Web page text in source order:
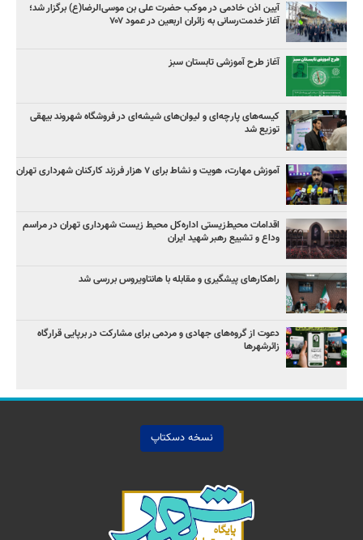
آیین اذن خادمی در موکب حضرت علی بن موسی‌الرضا(ع) برگزار شد؛
آغاز خدمت‌رسانی به زائران اربعین در عمود ۷۰۷
آغاز طرح آموزشی تابستان سبز
کیسه‌های پارچه‌ای و لیوان‌های شیشه‌ای در فروشگاه شهروند بیهقی
توزیع شد
آموزش مهارت، هویت و نشاط برای ۷ هزار فرزند کارکنان شهرداری تهران
اقدامات محیط‌زیستی اداره‌کل محیط زیست شهرداری تهران در مراسم
وداع و تشییع رهبر شهید ایران
راهکارهای پیشگیری و مقابله با هانتاویروس بررسی شد
دعوت از گروه‌های جهادی و مردمی برای مشارکت در برپایی قرارگاه
زائرشهرها
نسخه دسکتاپ